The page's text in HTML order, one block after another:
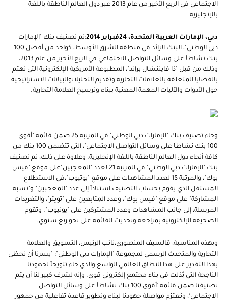
الاجتماعي في الربع الأخير من عام 2013 عبر دول العالم الناطقة باللغة
بالإنجليزية
دبي، الإمارات العربية المتحدة، 24فبراير 2014
:تم تصنيف بنك "الإمارات
دبي الوطني"، البنك الرائد في منطقة الشرق الأوسط، كواحد من أفضل 100
بنك نشاطاً على وسائل التواصل الاجتماعي في الربع الأخير من عام 2013،
وذلك من قبل "ذا فايننشال براند"، المطبوعة الأمريكية الإلكترونية التي تهتم
بالقضايا المتعلقة بالعلامات التجارية وتقديم التحليلاتوالبيانات الاستراتيجية
حول الأدوات والآليات المهمة المعنية ببناء وترسيخ العلامة التجارية.
وجاء تصنيف بنك "الإمارات دبي الوطني" في المرتبة 25 ضمن قائمة "أقوى
100 بنك نشاطاً على وسائل التواصل الاجتماعي"، التي تتضمن 100 بنك من
كافة أنحاء دول العالم الناطقة باللغة الإنجليزية. وعلاوة على ذلك، تم تصنيف
بنك "الإمارات دبي الوطني" في المرتبة 21 لعدد "المعجبين"على موقع "فيس
بوك"، والمرتبة 15 لعدد المشاهدات على موقع "يوتيوب"،في الاستطلاع
المستقل الذي يقوم بحساب التصنيف استناداً إلى عدد "المعجبين" و"نسبة
المشاركة" على موقع "فيس بوك"، وعدد المتابعين على "تويتر"، والتغريدات
المرسلة، إلى جانب المشاهدات وعدد المشتركين على "يوتيوب". وتقوم
الصحيفة الإلكترونية بمراجعة وتحديث القائمة على نحو ربع سنوي.
وبهذه المناسبة، قالسيف المنصوري،نائب الرئيس، التسويق والعلامة
التجارية والمتحدث الرسمي لمجموعة "الإمارات دبي الوطني": "يسرنا أن نحظى
بهذا التقدير على هذا النطاق العالمي الواسع والذي جاء تتويجاً لجهودنا
الناجحة التي بُذلت في بناء مجتمع إلكتروني قوي. وإنه لشرف كبير لنا أن يتم
تصنيفنا ضمن قائمة ’أقوى 100 بنك نشاطاً على وسائل التواصل
الاجتماعي‘، ونعتزم مواصلة جهودنا لبناء وتطوير قاعدة تفاعلية من جمهور